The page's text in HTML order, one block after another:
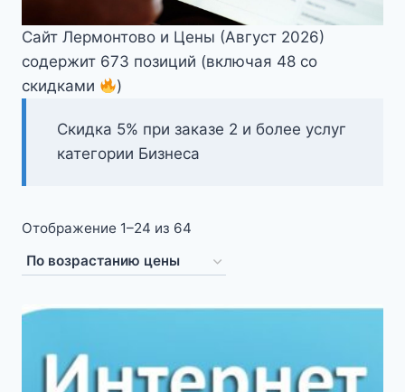
Сайт Лермонтово и Цены (Август 2026)
содержит 673 позиций (включая 48 со
скидками
)
Скидка 5% при заказе 2 и более услуг
категории Бизнеса
Отображение 1–24 из 64
возрастанию